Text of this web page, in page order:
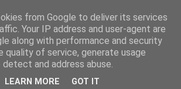
from Google to deliver its services
Your IP address and user-agent are
along with performance and security
quality of service, generate usage
and address abuse.
LEARN MORE GOT IT